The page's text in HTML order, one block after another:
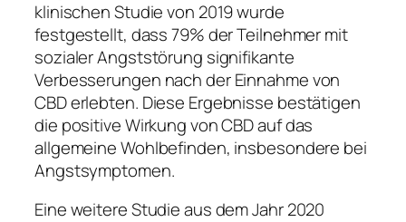
klinischen Studie von 2019 wurde
festgestellt, dass 79% der Teilnehmer mit
sozialer Angststörung signifikante
Verbesserungen nach der Einnahme von
CBD erlebten. Diese Ergebnisse bestätigen
die positive Wirkung von CBD auf das
allgemeine Wohlbefinden, insbesondere bei
Angstsymptomen.
Eine weitere Studie aus dem Jahr 2020